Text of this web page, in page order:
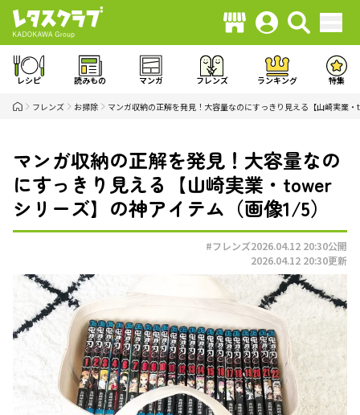
レシピ 読みもの マンガ フレンズ ランキング 特集
フレンズ お掃除 マンガ収納の正解を発見！大容量なのにすっきり見える【山崎実業
マンガ収納の正解を発見！大容量なの
にすっきり見える【山崎実業・tower
シリーズ】の神アイテム（画像1/5）
#フレンズ2026.04.12 20:30公開
2026.04.12 20:30更新